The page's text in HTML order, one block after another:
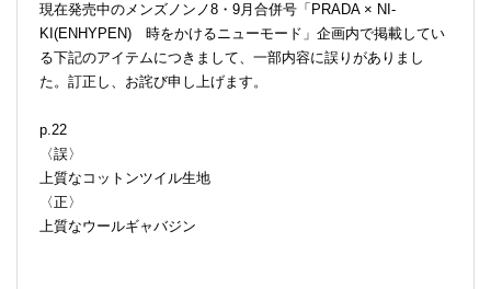
現在発売中のメンズノンノ8・9月合併号「PRADA × NI-
KI(ENHYPEN) 時をかけるニューモード」企画内で掲載してい
る下記のアイテムにつきまして、一部内容に誤りがありまし
た。訂正し、お詫び申し上げます。
p.22
〈誤〉
上質なコットンツイル生地
〈正〉
上質なウールギャバジン